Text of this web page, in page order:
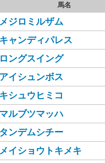
馬名
メジロミルザム
キャンディパレス
ロングスイング
アイシュンボス
キシュウヒミコ
マルブツマッハ
タンデムシチー
メイショウトキメキ